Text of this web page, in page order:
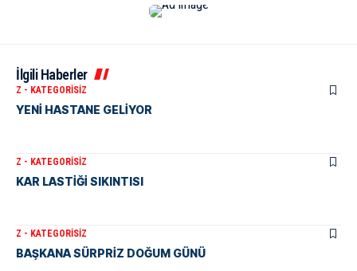
İlgili Haberler
Z - KATEGORISIZ
YENİ HASTANE GELİYOR
Z - KATEGORISIZ
KAR LASTİĞİ SIKINTISI
Z - KATEGORISIZ
BAŞKANA SÜRPRİZ DOĞUM GÜNÜ